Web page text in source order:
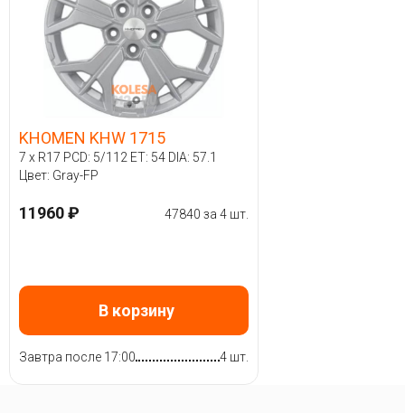
KHOMEN KHW 1715
7 x R17 PCD: 5/112 ET: 54 DIA: 57.1
Цвет: Gray-FP
11960 ₽ 47840 за 4 шт.
В корзину
Завтра после 17:00 4 шт.